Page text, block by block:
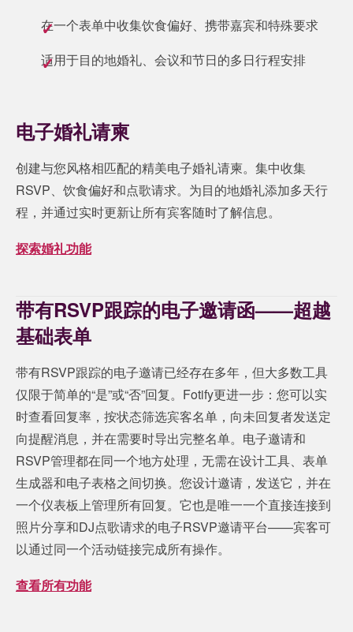
在一个表单中收集饮食偏好、携带嘉宾和特殊要求
适用于目的地婚礼、会议和节日的多日行程安排
电子婚礼请柬
创建与您风格相匹配的精美电子婚礼请柬。集中收集
RSVP、饮食偏好和点歌请求。为目的地婚礼添加多天行
程，并通过实时更新让所有宾客随时了解信息。
探索婚礼功能
带有RSVP跟踪的电子邀请函——超越
基础表单
带有RSVP跟踪的电子邀请已经存在多年，但大多数工具
仅限于简单的“是”或“否”回复。Fotify更进一步：您可以实
时查看回复率，按状态筛选宾客名单，向未回复者发送定
向提醒消息，并在需要时导出完整名单。电子邀请和
RSVP管理都在同一个地方处理，无需在设计工具、表单
生成器和电子表格之间切换。您设计邀请，发送它，并在
一个仪表板上管理所有回复。它也是唯一一个直接连接到
照片分享和DJ点歌请求的电子RSVP邀请平台——宾客可
以通过同一个活动链接完成所有操作。
查看所有功能